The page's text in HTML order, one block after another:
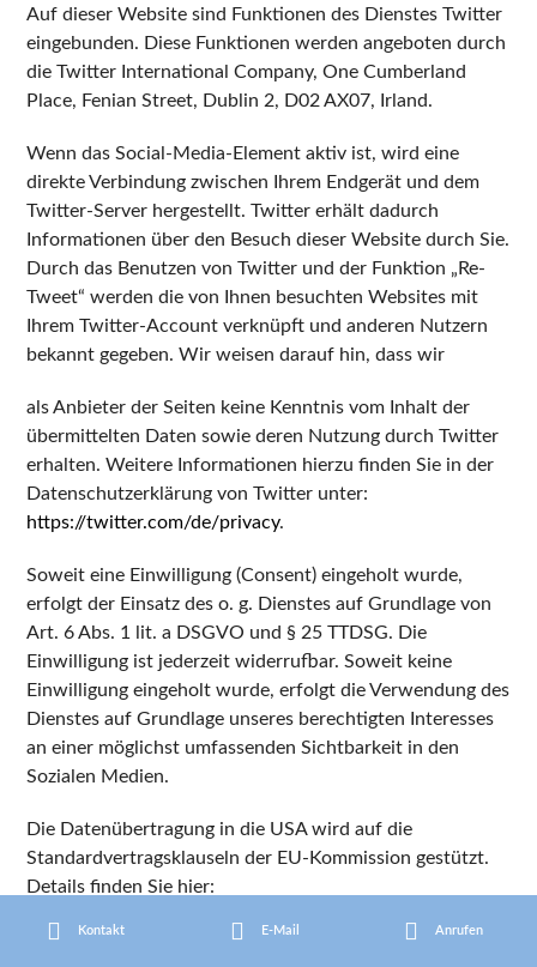
Auf dieser Website sind Funktionen des Dienstes Twitter
eingebunden. Diese Funktionen werden angeboten durch
die Twitter International Company, One Cumberland
Place, Fenian Street, Dublin 2, D02 AX07, Irland.
Wenn das Social-Media-Element aktiv ist, wird eine
direkte Verbindung zwischen Ihrem Endgerät und dem
Twitter-Server hergestellt. Twitter erhält dadurch
Informationen über den Besuch dieser Website durch Sie.
Durch das Benutzen von Twitter und der Funktion „Re-
Tweet“ werden die von Ihnen besuchten Websites mit
Ihrem Twitter-Account verknüpft und anderen Nutzern
bekannt gegeben. Wir weisen darauf hin, dass wir
als Anbieter der Seiten keine Kenntnis vom Inhalt der
übermittelten Daten sowie deren Nutzung durch Twitter
erhalten. Weitere Informationen hierzu finden Sie in der
Datenschutzerklärung von Twitter unter:
https://twitter.com/de/privacy.
Soweit eine Einwilligung (Consent) eingeholt wurde,
erfolgt der Einsatz des o. g. Dienstes auf Grundlage von
Art. 6 Abs. 1 lit. a DSGVO und § 25 TTDSG. Die
Einwilligung ist jederzeit widerrufbar. Soweit keine
Einwilligung eingeholt wurde, erfolgt die Verwendung des
Dienstes auf Grundlage unseres berechtigten Interesses
an einer möglichst umfassenden Sichtbarkeit in den
Sozialen Medien.
Die Datenübertragung in die USA wird auf die
Standardvertragsklauseln der EU-Kommission gestützt.
Details finden Sie hier:
transfers.html
Kontakt E-Mail Anrufen